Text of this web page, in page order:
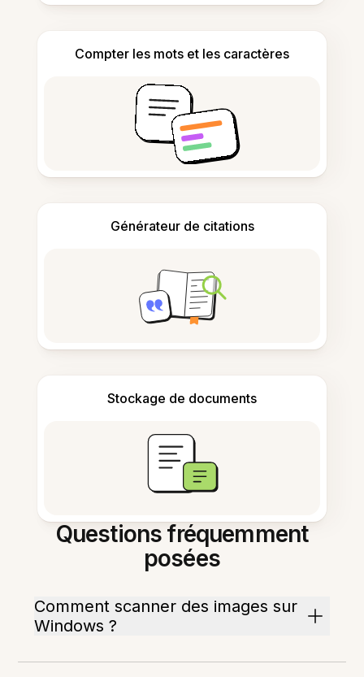
Compter les mots et les caractères
Générateur de citations
Stockage de documents
Questions fréquemment
posées
Comment scanner des images sur
Windows ?